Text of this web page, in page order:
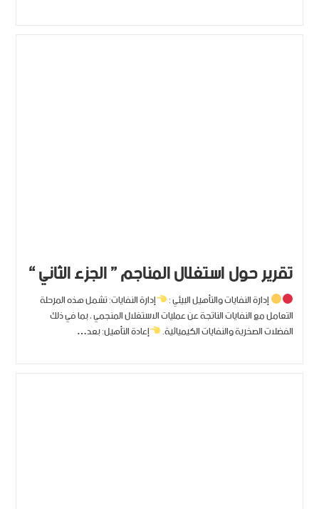
تقرير حول استغلال المناجم ” الجزء الثاني “
إدارة النفايات والتأهيل البيئي : إدارة النفايات: تشمل هذه المرحلة
التعامل مع النفايات الناتجة عن عمليات الاستغلال المنجمي ، بما في ذلك
الفضلات الصخرية والنفايات الكيميائية. إعادة التأهيل: بعد…